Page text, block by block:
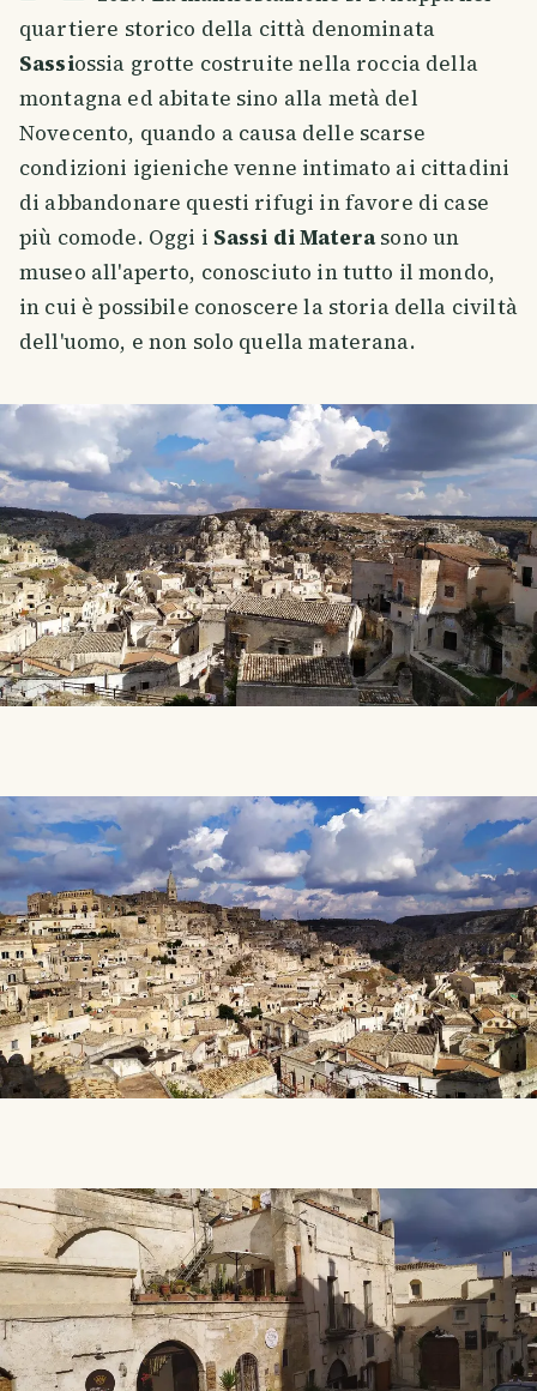
quartiere storico della città denominata
Sassiossia grotte costruite nella roccia della
montagna ed abitate sino alla metà del
Novecento, quando a causa delle scarse
condizioni igieniche venne intimato ai cittadini
di abbandonare questi rifugi in favore di case
più comode. Oggi i Sassi di Materasono un
museo all'aperto, conosciuto in tutto il mondo,
in cui è possibile conoscere la storia della civiltà
dell'uomo, e non solo quella materana.